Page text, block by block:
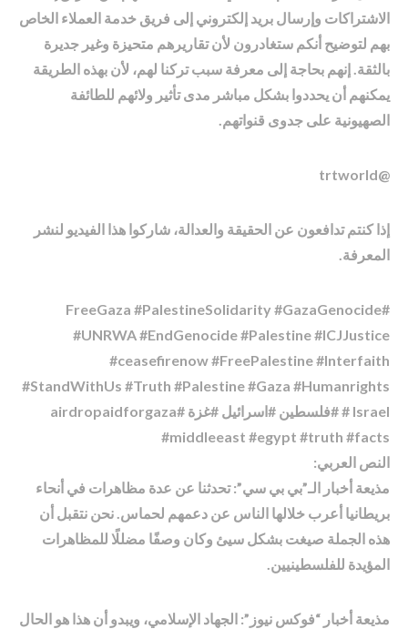
الاشتراكات وإرسال بريد إلكتروني إلى فريق خدمة العملاء الخاص
بهم لتوضيح أنكم ستغادرون لأن تقاريرهم متحيزة وغير جديرة
بالثقة. إنهم بحاجة إلى معرفة سبب تركنا لهم، لأن بهذه الطريقة
يمكنهم أن يحددوا بشكل مباشر مدى تأثير ولائهم للطائفة
الصهيونية على جدوى قنواتهم.
@trtworld
إذا كنتم تدافعون عن الحقيقة والعدالة، شاركوا هذا الفيديو لنشر
المعرفة.
#FreeGaza #PalestineSolidarity #GazaGenocide
#UNRWA #EndGenocide #Palestine #ICJJustice
#ceasefirenow #FreePalestine #Interfaith
#StandWithUs #Truth #Palestine #Gaza #Humanrights
# Israel #فلسطين #اسرائیل #غزة #airdropaidforgaza
#middleeast #egypt #truth #facts
النص العربي:
مذيعة أخبار الـ”بي بي سي”: تحدثنا عن عدة مظاهرات في أنحاء
بريطانيا أعرب خلالها الناس عن دعمهم لحماس. نحن نتقبل أن
هذه الجملة صيغت بشكل سيئ وكان وصفًا مضللًا للمظاهرات
المؤيدة للفلسطينيين.
مذيعة أخبار “فوكس نيوز”: الجهاد الإسلامي، ويبدو أن هذا هو الحال